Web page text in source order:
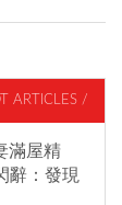
ARTICLES /
滿屋精
辭：發現